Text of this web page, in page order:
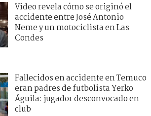
Video revela cómo se originó el
accidente entre José Antonio
Neme y un motociclista en Las
Condes
Fallecidos en accidente en Temuco
eran padres de futbolista Yerko
Águila: jugador desconvocado en
club